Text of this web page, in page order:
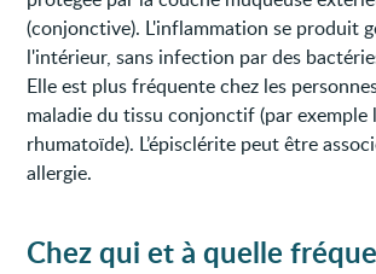
(conjonctive). L'inflammation se produit
l'intérieur, sans infection par des
Elle est plus fréquente chez les
maladie du tissu conjonctif (par
rhumatoïde). L’épisclérite peut être
allergie.
Chez qui et à quelle